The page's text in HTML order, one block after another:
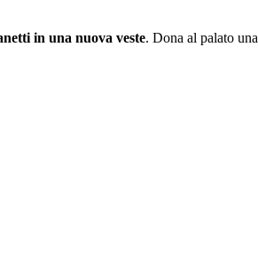
in una nuova veste. Dona al palato una